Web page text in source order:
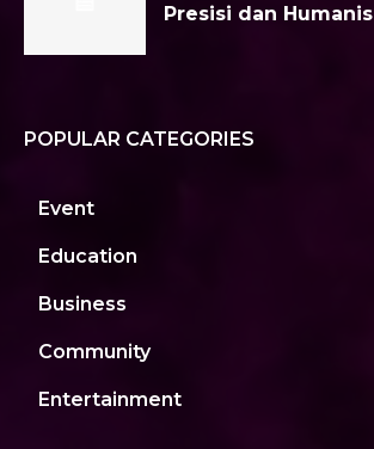
Presisi dan Humanis
POPULAR CATEGORIES
Event
Education
Business
Community
Entertainment